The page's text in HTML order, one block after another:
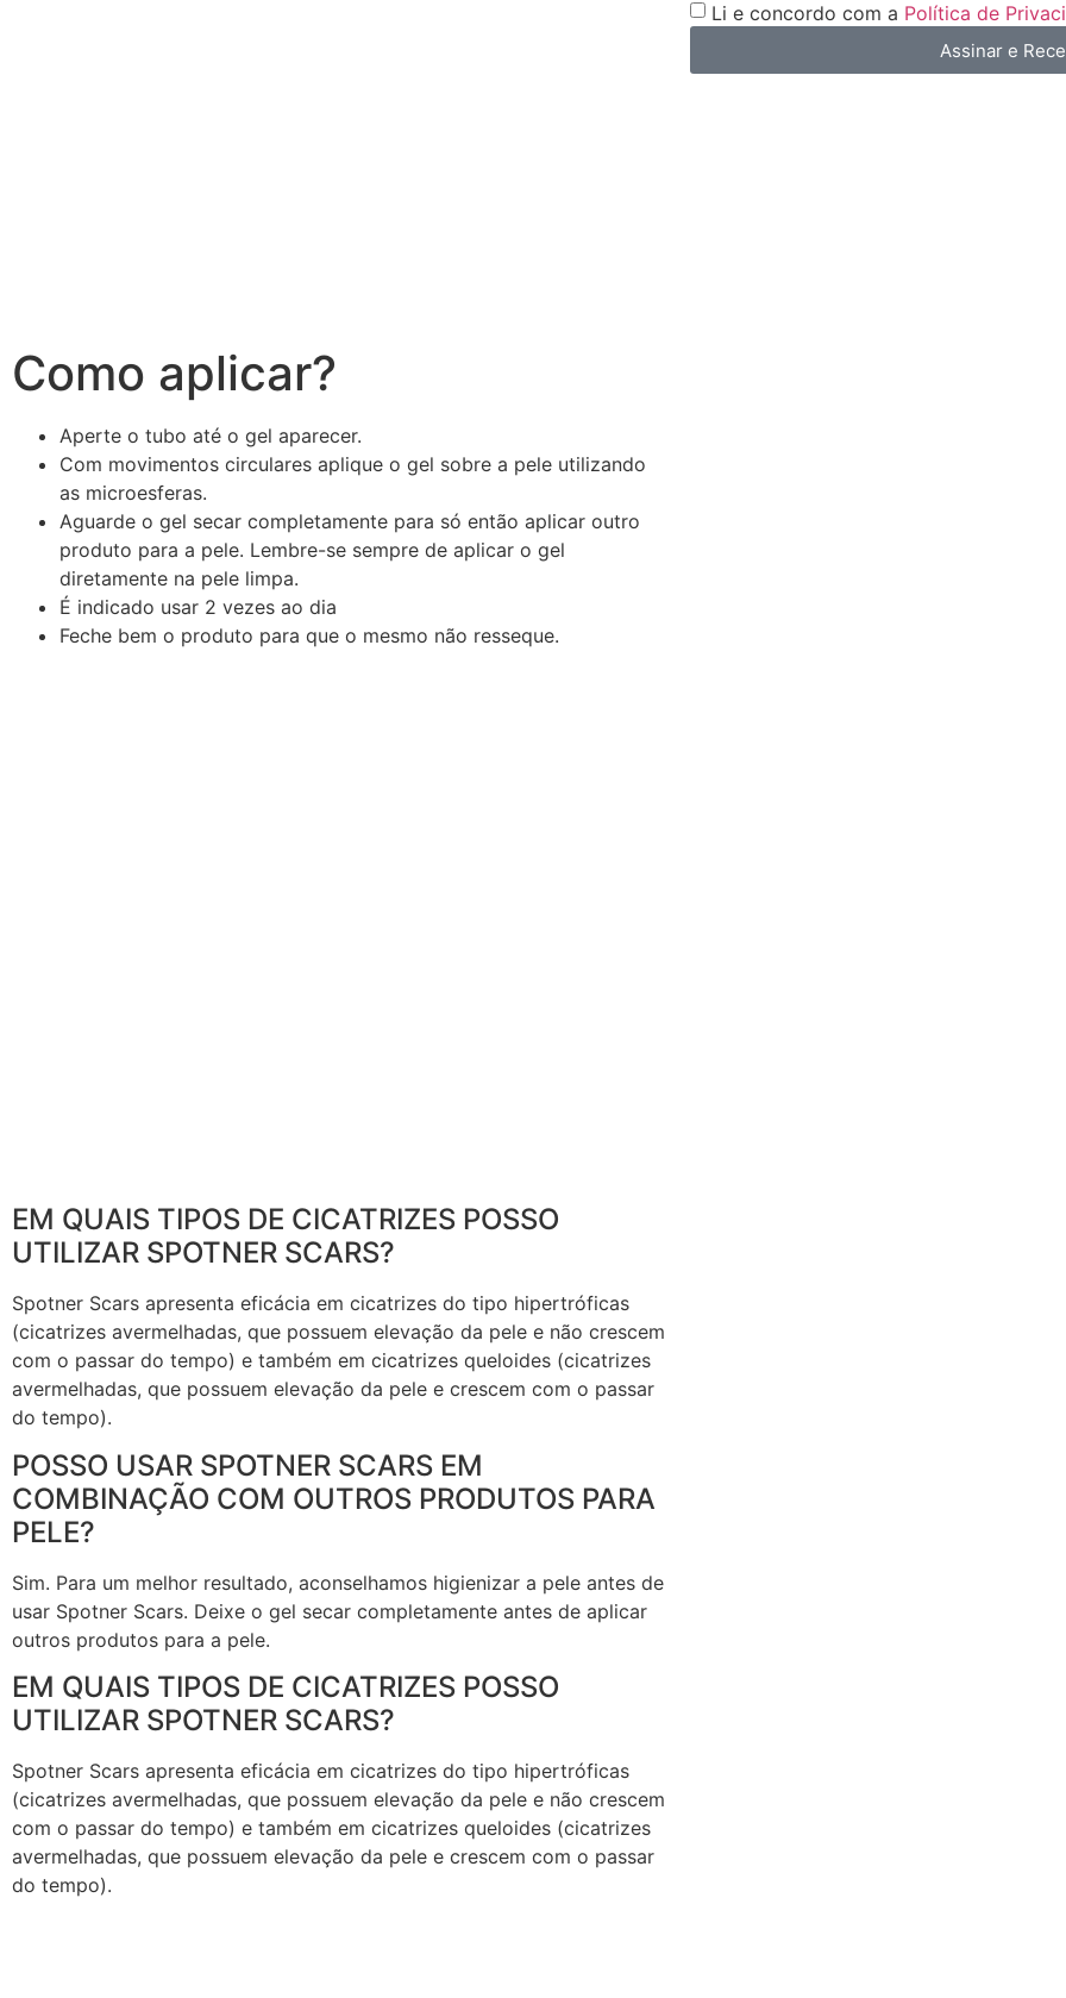
Como aplicar?
Aperte o tubo até o gel aparecer.
Com movimentos circulares aplique o gel sobre a pele utilizando
as microesferas.
Aguarde o gel secar completamente para só então aplicar outro
produto para a pele. Lembre-se sempre de aplicar o gel
diretamente na pele limpa.
É indicado usar 2 vezes ao dia
Feche bem o produto para que o mesmo não resseque.
EM QUAIS TIPOS DE CICATRIZES POSSO
UTILIZAR SPOTNER SCARS?
Spotner Scars apresenta eficácia em cicatrizes do tipo hipertróficas
(cicatrizes avermelhadas, que possuem elevação da pele e não crescem
com o passar do tempo) e também em cicatrizes queloides (cicatrizes
avermelhadas, que possuem elevação da pele e crescem com o passar
do tempo).
POSSO USAR SPOTNER SCARS EM
COMBINAÇÃO COM OUTROS PRODUTOS PARA
PELE?
Sim. Para um melhor resultado, aconselhamos higienizar a pele antes de
usar Spotner Scars. Deixe o gel secar completamente antes de aplicar
outros produtos para a pele.
EM QUAIS TIPOS DE CICATRIZES POSSO
UTILIZAR SPOTNER SCARS?
Spotner Scars apresenta eficácia em cicatrizes do tipo hipertróficas
(cicatrizes avermelhadas, que possuem elevação da pele e não crescem
com o passar do tempo) e também em cicatrizes queloides (cicatrizes
avermelhadas, que possuem elevação da pele e crescem com o passar
do tempo).
Li e concordo com a Política de
Assinar e